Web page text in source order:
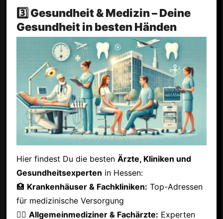
3️⃣ Gesundheit & Medizin – Deine
Gesundheit in besten Händen
Hier findest Du die besten Ärzte, Kliniken und
Gesundheitsexperten in Hessen:
🏥 Krankenhäuser & Fachkliniken: Top-Adressen
für medizinische Versorgung
👩‍⚕️ Allgemeinmediziner & Fachärzte: Experten